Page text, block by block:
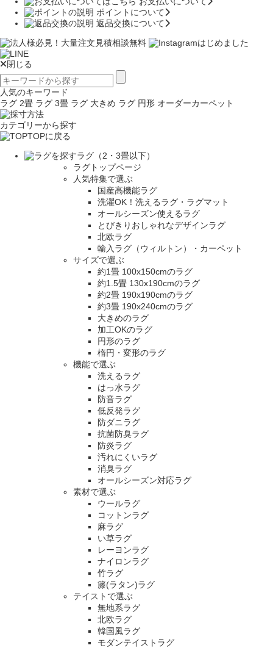
ポイントについて
返品交換について
閉じる
人気のキーワード
ラグ 2畳 ラグ 3畳 ラグ 大きめ ラグ 円形 オーダーカーペット
カテゴリーから探す
TOPに戻る
ラグ（2・3畳以下）
ラグトップページ
人気特集で選ぶ
国産高機能ラグ
洗濯OK！洗えるラグ・ラグマット
オールシーズン使えるラグ
とびきりおしゃれなデザインラグ
北欧ラグ
輸入ラグ（ウィルトン）・カーペット
サイズで選ぶ
約1畳 100x150cmのラグ
約1.5畳 130x190cmのラグ
約2畳 190x190cmのラグ
約3畳 190x240cmのラグ
大きめのラグ
加工OKのラグ
円形のラグ
楕円・変形のラグ
機能で選ぶ
洗えるラグ
はっ水ラグ
防音ラグ
低反発ラグ
防ダニラグ
抗菌防臭ラグ
防炎ラグ
汚れにくいラグ
消臭ラグ
オールシーズン対応ラグ
素材で選ぶ
ウールラグ
コットンラグ
麻ラグ
い草ラグ
レーヨンラグ
ナイロンラグ
竹ラグ
籐(ラタン)ラグ
テイストで選ぶ
無地系ラグ
北欧ラグ
韓国風ラグ
モダンテイストラグ